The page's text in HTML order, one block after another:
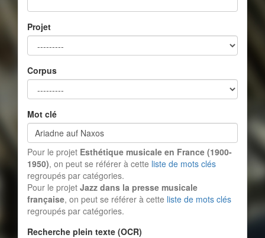
Projet
Corpus
Mot clé
Pour le projet Esthétique musicale en France (1900-
1950), on peut se référer à cette liste de mots clés
regroupés par catégories.
Pour le projet Jazz dans la presse musicale
française, on peut se référer à cette liste de mots clés
regroupés par catégories.
Recherche plein texte (OCR)